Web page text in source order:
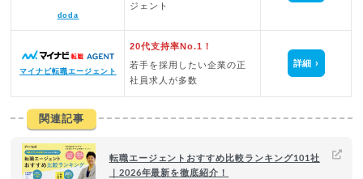
doda
ジェント
マイナビ転職エージェント
20代支持率No.1！
若手を採用したい企業の正
社員求人が多数
詳細
関連記事
転職エージェントおすすめ比較ランキング101社
｜2026年最新を徹底紹介！